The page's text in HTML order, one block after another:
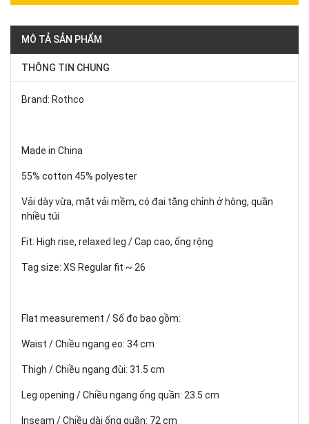
MÔ TẢ SẢN PHẨM
THÔNG TIN CHUNG
Brand: Rothco
Made in China
55% cotton 45% polyester
Vải dày vừa, mặt vải mềm, có đai tăng chỉnh ở hông, quần
nhiều túi
Fit: High rise, relaxed leg / Cạp cao, ống rộng
Tag size: XS Regular fit ~ 26
Flat measurement / Số đo bao gồm:
Waist / Chiều ngang eo: 34 cm
Thigh / Chiều ngang đùi: 31.5 cm
Leg opening / Chiều ngang ống quần: 23.5 cm
Inseam / Chiều dài ống quần: 72 cm